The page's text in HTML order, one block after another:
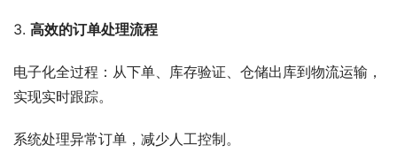
3. 高效的订单处理流程
电子化全过程：从下单、库存验证、仓储出库到物流运输，
实现实时跟踪。
系统处理异常订单，减少人工控制。